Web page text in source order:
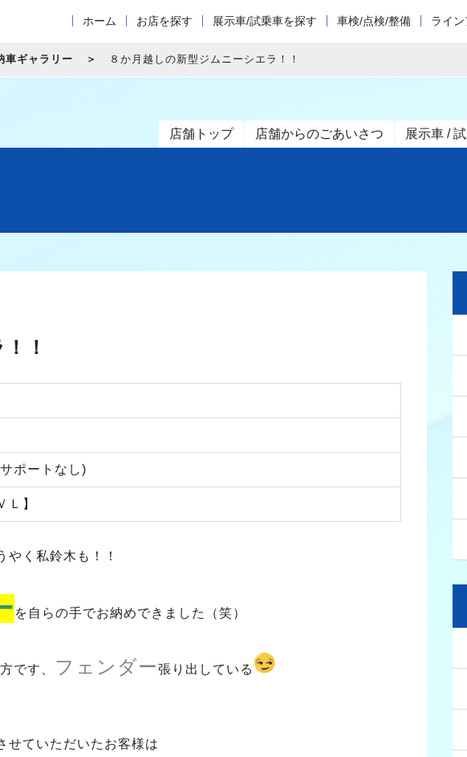
ホーム お店を探す 展示車/試乗車を探す 車検/点検/整備 ライ
車ギャラリー ８か月越しの新型ジムニーシエラ！！
店舗トップ 店舗からのごあいさつ 展示車 /
！
ポートなし)
Ｌ】
やく私鈴木も！！
を自らの手でお納めできました（笑）
です、 フェンダー張り出している
せていただいたお客様は